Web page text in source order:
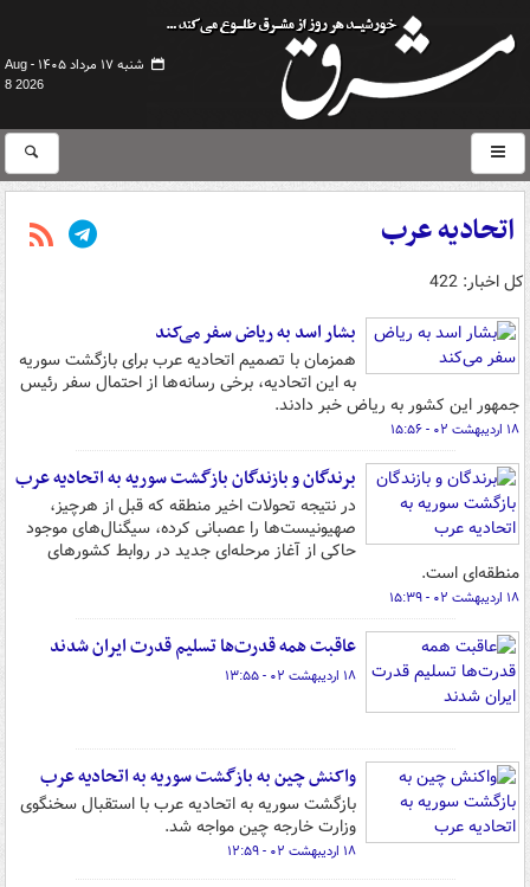
شنبه ۱۷ مرداد ۱۴۰۵ -
Aug
8 2026
اتحادیه عرب
کل اخبار: 422
بشار اسد به ریاض سفر می‌کند
همزمان با تصمیم اتحادیه عرب برای بازگشت سوریه
به این اتحادیه، برخی رسانه‌ها از احتمال سفر رئیس
جمهور این کشور به ریاض خبر دادند.
۱۸ اردیبهشت ۰۲ - ۱۵:۵۶
برندگان و بازندگان بازگشت سوریه به اتحادیه عرب
در نتیجه تحولات اخیر منطقه که قبل از هرچیز،
صهیونیست‌ها را عصبانی کرده، سیگنال‌های موجود
حاکی از آغاز مرحله‌ای جدید در روابط کشورهای
منطقه‌ای است.
۱۸ اردیبهشت ۰۲ - ۱۵:۳۹
عاقبت همه قدرت‌ها تسلیم قدرت ایران شدند
۱۸ اردیبهشت ۰۲ - ۱۳:۵۵
واکنش چین به بازگشت سوریه به اتحادیه عرب
بازگشت سوریه به اتحادیه عرب با استقبال سخنگوی
وزارت خارجه چین مواجه شد.
۱۸ اردیبهشت ۰۲ - ۱۲:۵۹